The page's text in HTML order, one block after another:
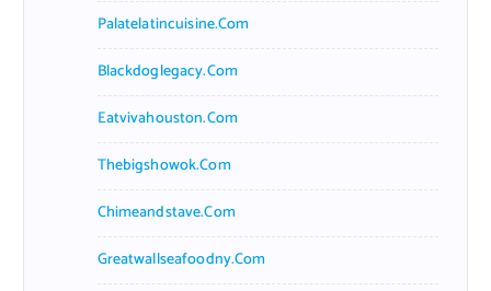
Palatelatincuisine.com
Blackdoglegacy.com
Eatvivahouston.com
Thebigshowok.com
Chimeandstave.com
Greatwallseafoodny.com